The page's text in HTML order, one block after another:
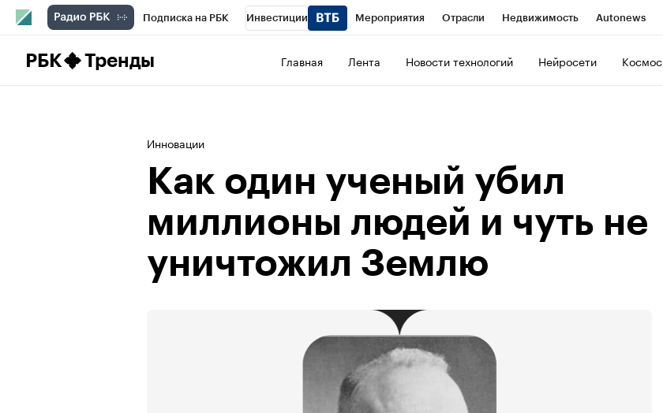
Подписка на РБК Инвестиции Мероприятия Отрасли Недвижимость Autonews
РБК Тренды Главная Лента Новости технологий Нейросети Космос
Инновации
Как один ученый убил
миллионы людей и чуть не
уничтожил Землю